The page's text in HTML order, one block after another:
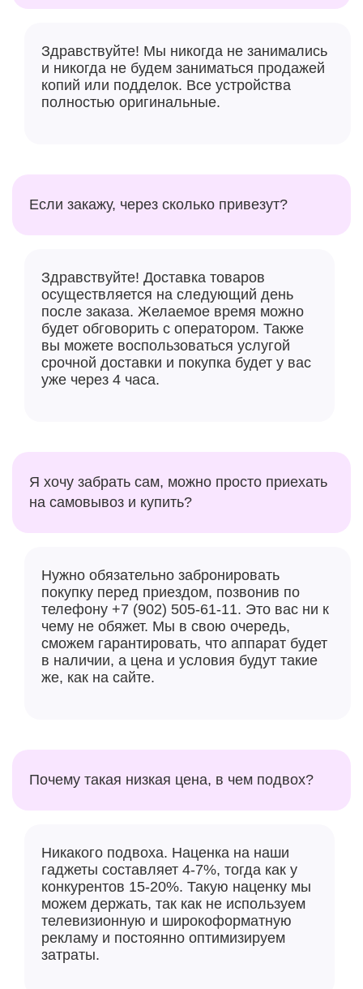
составляет 50 мм, а толщина всего 1 мм, что
обеспечивает равномерное и аккуратное снятие
металла с лезвия
Здравствуйте! Мы никогда не занимались
и никогда не будем заниматься продажей
копий или подделок. Все устройства
полностью оригинальные.
Если закажу, через сколько привезут?
Здравствуйте! Доставка товаров
осуществляется на следующий день
после заказа. Желаемое время можно
будет обговорить с оператором. Также
вы можете воспользоваться услугой
срочной доставки и покупка будет у вас
уже через 4 часа.
Я хочу забрать сам, можно просто приехать
на самовывоз и купить?
Нужно обязательно забронировать
покупку перед приездом, позвонив по
телефону +7 (902) 505-61-11. Это вас ни к
чему не обяжет. Мы в свою очередь,
сможем гарантировать, что аппарат будет
в наличии, а цена и условия будут такие
же, как на сайте.
Почему такая низкая цена, в чем подвох?
Никакого подвоха. Наценка на наши
гаджеты составляет 4-7%, тогда как у
конкурентов 15-20%. Такую наценку мы
можем держать, так как не используем
телевизионную и широкоформатную
рекламу и постоянно оптимизируем
затраты.